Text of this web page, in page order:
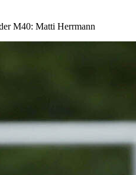
M40: Matti Herrmann